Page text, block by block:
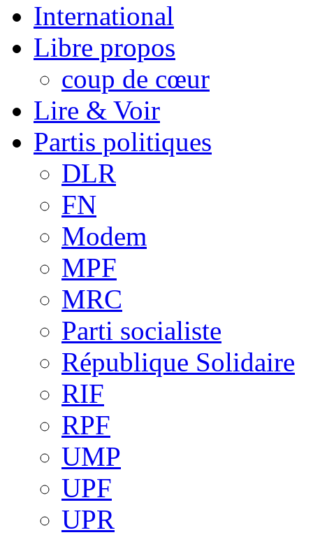
International
Libre propos
coup de cœur
Lire & Voir
Partis politiques
DLR
FN
Modem
MPF
MRC
Parti socialiste
République Solidaire
RIF
RPF
UMP
UPF
UPR